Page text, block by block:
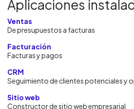
Aplicaciones
Ventas
De presupuestos a facturas
Facturación
Facturas y pagos
CRM
Seguimiento de clientes potenciales y
Sitio web
Constructor de sitio web empresarial